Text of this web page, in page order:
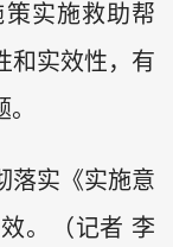
实施救助帮
和实效性，有
落实《实施意
。（记者 李